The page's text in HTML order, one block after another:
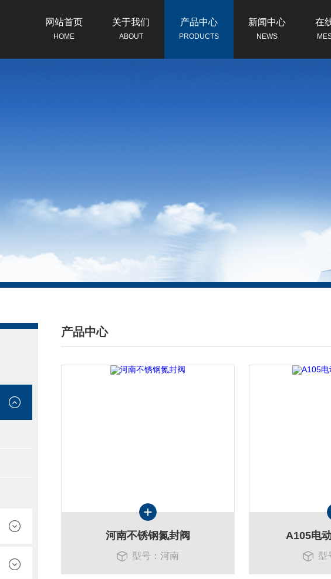
网站首页
HOME
关于我们
ABOUT
产品中心
PRODUCTS
新闻中心
NEWS
在
产品中心
/ PRODUCTS CENTER
河南不锈钢氮封阀
型号：河南
A105电
型